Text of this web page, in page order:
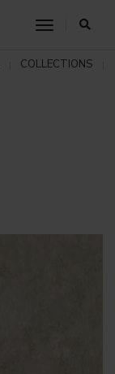
toggle
COLLECTIONS